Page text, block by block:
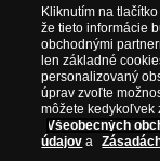
Kliknutím na
že tieto informácie
obchodnými
len základné
personalizovaný
úprav zvoľte
môžete kedykoľvek
Všeobecných
údajov a